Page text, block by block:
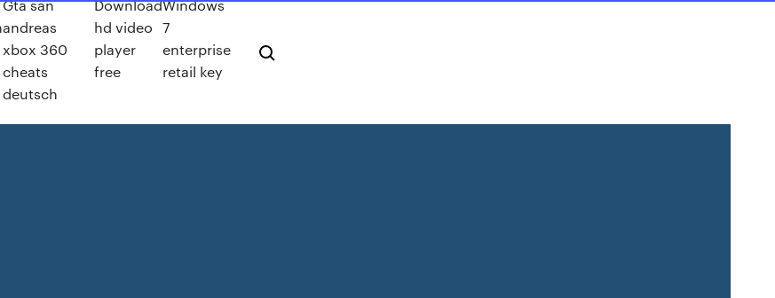
Gta san
andreas
xbox 360
cheats
deutsch
Download
hd video
player
free
Windows
7
enterprise
retail key